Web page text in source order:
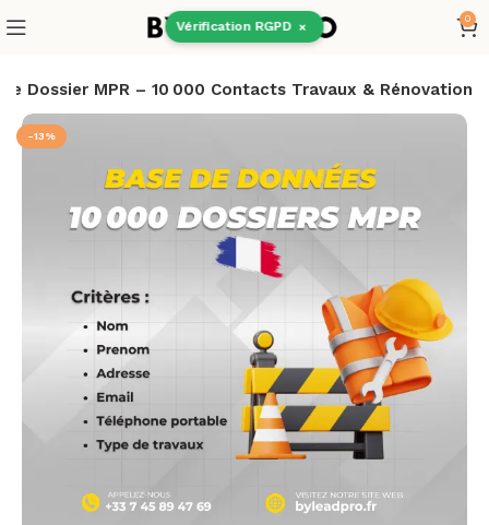
Vérification RGPD ×
0
Dossier MPR – 10 000 Contacts Travaux & Rénovation
-13%